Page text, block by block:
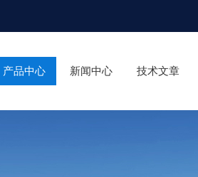
产品中心 新闻中心 技术文章